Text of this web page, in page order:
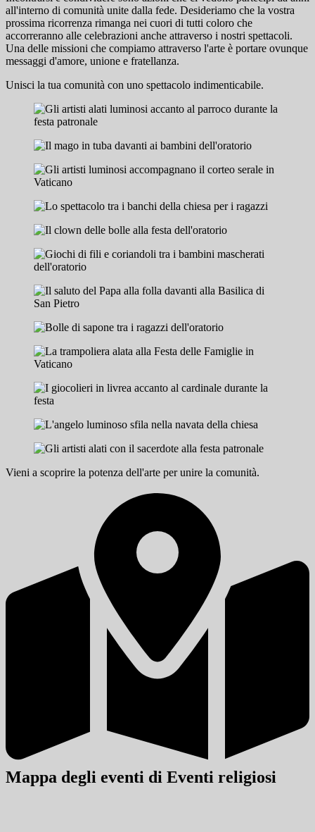
all'interno di comunità unite dalla fede. Desideriamo che la vostra
prossima ricorrenza rimanga nei cuori di tutti coloro che
accorreranno alle celebrazioni anche attraverso i nostri spettacoli.
Una delle missioni che compiamo attraverso l'arte è portare ovunque
messaggi d'amore, unione e fratellanza.
Unisci la tua comunità con uno spettacolo indimenticabile.
Vieni a scoprire la potenza dell'arte per unire la comunità.
Mappa degli eventi di Eventi religiosi